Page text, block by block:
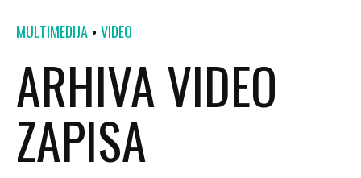
MULTIMEDIJA VIDEO
ARHIVA VIDEO
ZAPISA